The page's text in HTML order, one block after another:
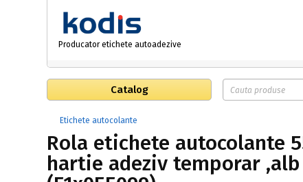
Producator etichete autoadezive
Catalog
Etichete autocolante
Rola etichete autocolante
hartie adeziv temporar